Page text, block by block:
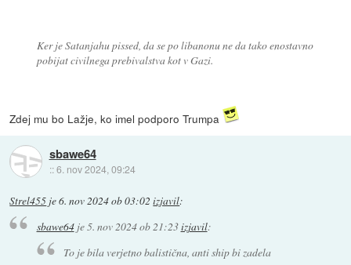
Ker je Satanjahu pissed, da se po libanonu ne da tako enostavno
pobijat civilnega prebivalstva kot v Gazi.
Zdej mu bo Lažje, ko imel podporo Trumpa
sbawe64
::6. nov 2024, 09:24
Strel455 je6. nov 2024 ob 03:02 izjavil:
sbawe64je5. nov 2024 ob 21:23izjavil:
To je bila verjetno balistična, anti ship bi zadela